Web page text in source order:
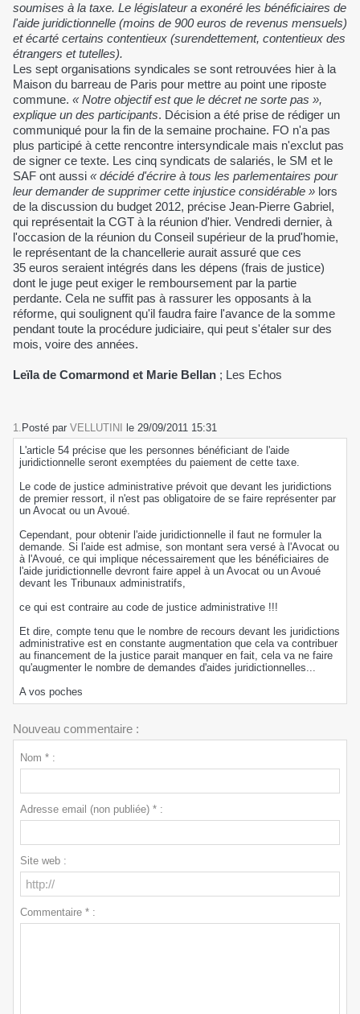
soumises à la taxe. Le législateur a exonéré les bénéficiaires de
l'aide juridictionnelle (moins de 900 euros de revenus mensuels)
et écarté certains contentieux (surendettement, contentieux des
étrangers et tutelles).
Les sept organisations syndicales se sont retrouvées hier à la
Maison du barreau de Paris pour mettre au point une riposte
commune. « Notre objectif est que le décret ne sorte pas »,
explique un des participants. Décision a été prise de rédiger un
communiqué pour la fin de la semaine prochaine. FO n'a pas
plus participé à cette rencontre intersyndicale mais n'exclut pas
de signer ce texte. Les cinq syndicats de salariés, le SM et le
SAF ont aussi « décidé d'écrire à tous les parlementaires pour
leur demander de supprimer cette injustice considérable » lors
de la discussion du budget 2012, précise Jean-Pierre Gabriel,
qui représentait la CGT à la réunion d'hier. Vendredi dernier, à
l'occasion de la réunion du Conseil supérieur de la prud'homie,
le représentant de la chancellerie aurait assuré que ces
35 euros seraient intégrés dans les dépens (frais de justice)
dont le juge peut exiger le remboursement par la partie
perdante. Cela ne suffit pas à rassurer les opposants à la
réforme, qui soulignent qu'il faudra faire l'avance de la somme
pendant toute la procédure judiciaire, qui peut s'étaler sur des
mois, voire des années.
Leïla de Comarmond et Marie Bellan ; Les Echos
1. Posté par VELLUTINI
le 29/09/2011 15:31
L'article 54 précise que les personnes bénéficiant de l'aide
juridictionnelle seront exemptées du paiement de cette taxe.
Le code de justice administrative prévoit que devant les juridictions
de premier ressort, il n'est pas obligatoire de se faire représenter par
un Avocat ou un Avoué.
Cependant, pour obtenir l'aide juridictionnelle il faut ne formuler la
demande. Si l'aide est admise, son montant sera versé à l'Avocat ou
à l'Avoué, ce qui implique nécessairement que les bénéficiaires de
l'aide juridictionnelle devront faire appel à un Avocat ou un Avoué
devant les Tribunaux administratifs,
ce qui est contraire au code de justice administrative !!!
Et dire, compte tenu que le nombre de recours devant les juridictions
administrative est en constante augmentation que cela va contribuer
au financement de la justice parait manquer en fait, cela va ne faire
qu'augmenter le nombre de demandes d'aides juridictionnelles...
A vos poches
Nouveau commentaire :
Nom * :
Adresse email (non publiée) * :
Site web :
Commentaire * :